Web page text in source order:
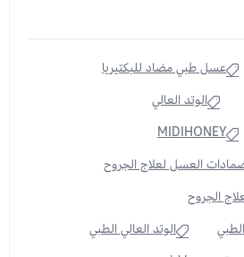
عسل طبي مضاد للبكتيريا
الوتد العالي
MIDIHONEY
الجروح
الوتد العالي الطبي